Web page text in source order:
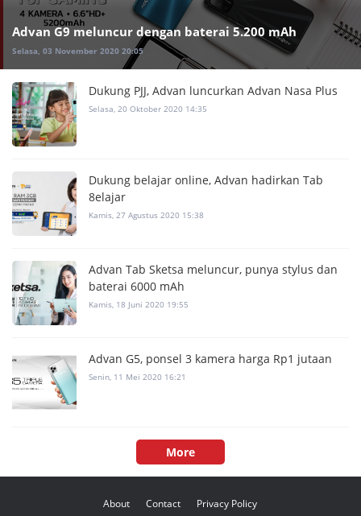
Advan G9 meluncur dengan baterai 5.200 mAh
Selasa, 03 November 2020 20:05
Dukung PJJ, Advan luncurkan Advan Nasa Plus
Selasa, 20 Oktober 2020 14:35
Dukung belajar online, Advan hadirkan Tab
8elajar
Kamis, 27 Agustus 2020 15:38
Advan Tab Sketsa meluncur, punya stylus dan
baterai 6000 mAh
Kamis, 18 Juni 2020 19:55
Advan G5, ponsel 3 kamera harga Rp1 jutaan
Senin, 11 Mei 2020 16:21
More
About Contact Privacy Policy